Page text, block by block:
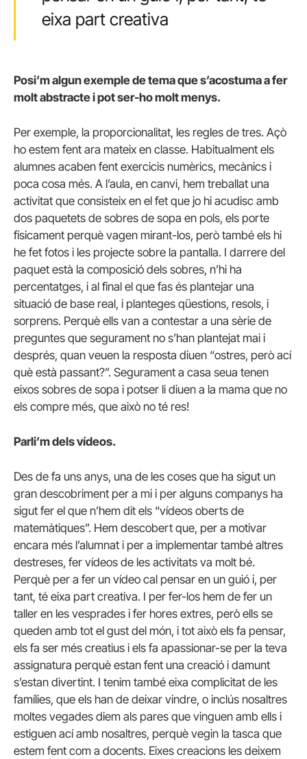
eixa part creativa
Posi’m algun exemple de tema que s’acostuma a fer
molt abstracte i pot ser-ho molt menys.
Per exemple, la proporcionalitat, les regles de tres. Açò
ho estem fent ara mateix en classe. Habitualment els
alumnes acaben fent exercicis numèrics, mecànics i
poca cosa més. A l’aula, en canvi, hem treballat una
activitat que consisteix en el fet que jo hi acudisc amb
dos paquetets de sobres de sopa en pols, els porte
físicament perquè vagen mirant-los, però també els hi
he fet fotos i les projecte sobre la pantalla. I darrere del
paquet està la composició dels sobres, n’hi ha
percentatges, i al final el que fas és plantejar una
situació de base real, i planteges qüestions, resols, i
sorprens. Perquè ells van a contestar a una sèrie de
preguntes que segurament no s’han plantejat mai i
després, quan veuen la resposta diuen “ostres, però ací
què està passant?”. Segurament a casa seua tenen
eixos sobres de sopa i potser li diuen a la mama que no
els compre més, que això no té res!
Parli’m dels vídeos.
Des de fa uns anys, una de les coses que ha sigut un
gran descobriment per a mi i per alguns companys ha
sigut fer el que n’hem dit els “vídeos oberts de
matemàtiques”. Hem descobert que, per a motivar
encara més l’alumnat i per a implementar també altres
destreses, fer vídeos de les activitats va molt bé.
Perquè per a fer un vídeo cal pensar en un guió i, per
tant, té eixa part creativa. I per fer-los hem de fer un
taller en les vesprades i fer hores extres, però ells se
queden amb tot el gust del món, i tot això els fa pensar,
els fa ser més creatius i els fa apassionar-se per la teva
assignatura perquè estan fent una creació i damunt
s’estan divertint. I tenim també eixa complicitat de les
famílies, que els han de deixar vindre, o inclús nosaltres
moltes vegades diem als pares que vinguen amb ells i
estiguen ací amb nosaltres, perquè vegin la tasca que
estem fent com a docents. Eixes creacions les deixem